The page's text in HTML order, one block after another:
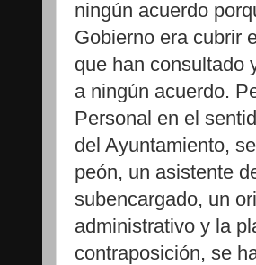
ningún acuerdo
Gobierno era cubrir
que han consultado
a ningún acuerdo.
Personal en el
del Ayuntamiento,
peón, un asistente
subencargado, un
administrativo y la
contraposición, se